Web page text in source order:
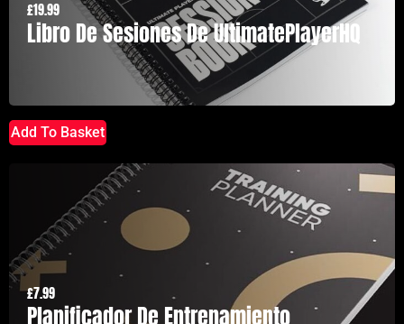
Libro De Sesiones De UltimatePlayerHQ
£19.99
Add To Basket
Planificador De Entrenamiento
£7.99